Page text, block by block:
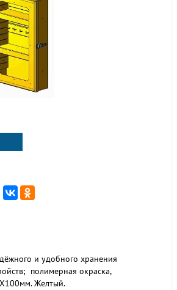
и удобного хранения
полимерная окраска,
Желтый.